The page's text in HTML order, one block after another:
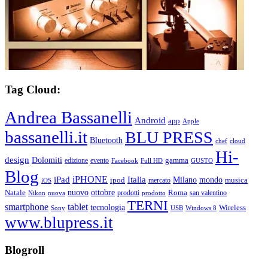
Tag Cloud:
Andrea Bassanelli Android app Apple
bassanelli.it Bluetooth BLU PRESS chef cloud
design Dolomiti edizione evento Facebook Full HD gamma GUSTO Hi-
Blog iOS iPad iPHONE ipod Italia mercato Milano mondo musica
Natale Nikon nuova nuovo ottobre prodotti prodotto Roma san valentino
smartphone Sony tablet tecnologia TERNI USB Windows 8 Wireless
www.blupress.it
Blogroll